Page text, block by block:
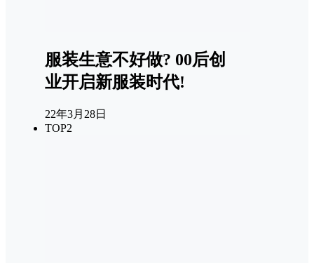
服装生意不好做? 00后创
业开启新服装时代!
22年3月28日
TOP2